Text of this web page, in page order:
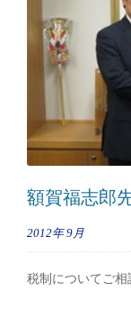
額賀福志郎
2012年 9月
税制についてご相